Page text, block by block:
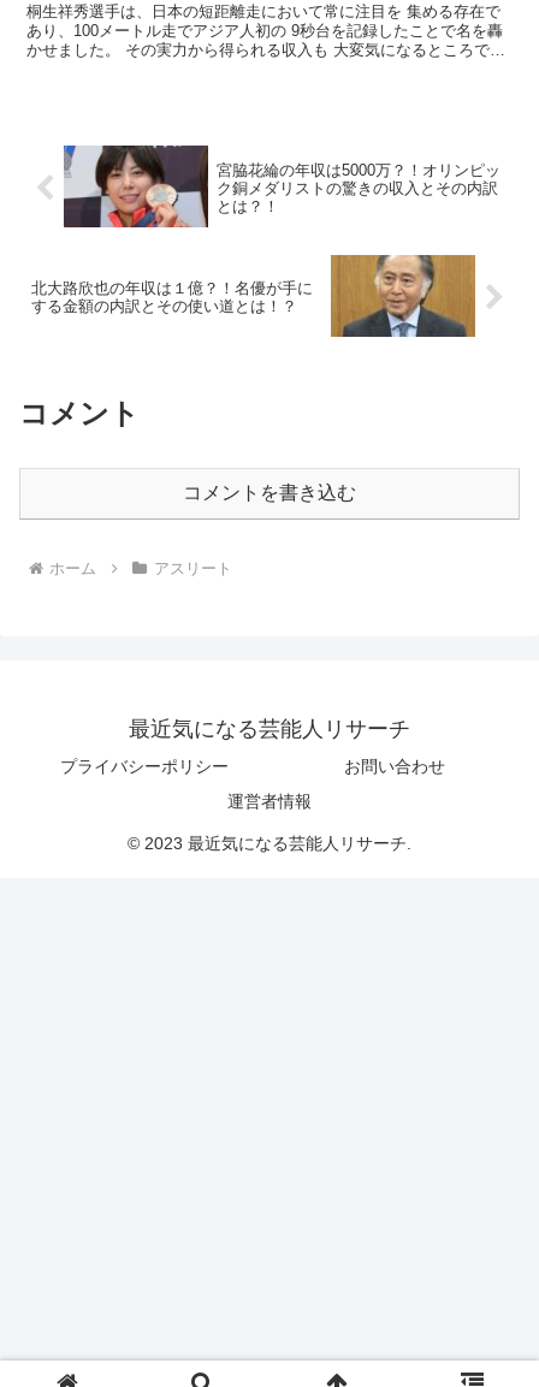
桐生祥秀選手は、日本の短距離走において常に注目を 集める存在で
あり、100メートル走でアジア人初の 9秒台を記録したことで名を轟
かせました。 その実力から得られる収入も 大変気になるところで
宮脇花綸の年収は5000万？！オリンピッ
ク銅メダリストの驚きの収入とその内訳
とは？！
北大路欣也の年収は１億？！名優が手に
する金額の内訳とその使い道とは！？
コメント
コメントを書き込む
ホーム アスリート
最近気になる芸能人リサーチ
プライバシーポリシー
お問い合わせ
運営者情報
© 2023 最近気になる芸能人リサーチ.